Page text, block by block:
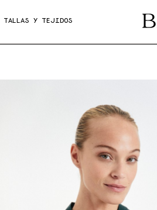
TALLAS Y TEJIDOS